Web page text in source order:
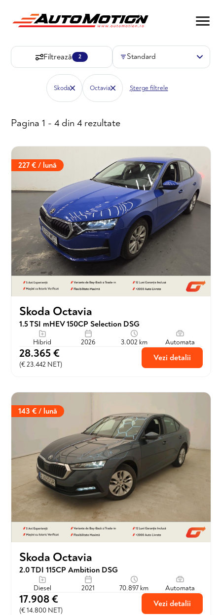
Filtrează 2
Skoda Octavia Șterge filtrele
Pagina 1 - 4 din 4 rezultate
227 € / lună
Skoda Octavia
1.5 TSI mHEV 150CP Selection DSG
Hibrid 2026 3.002 km Automata
28.365 €
(€ 23.442 NET)
Vezi detalii
143 € / lună
Skoda Octavia
2.0 TDI 115CP Ambition DSG
Diesel 2021 70.897 km Automata
17.908 €
(€ 14.800 NET)
Vezi detalii